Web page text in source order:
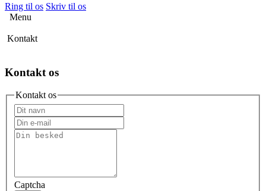
Ring til os Skriv til os
Menu
Kontakt
Kontakt os
Kontakt os
Captcha